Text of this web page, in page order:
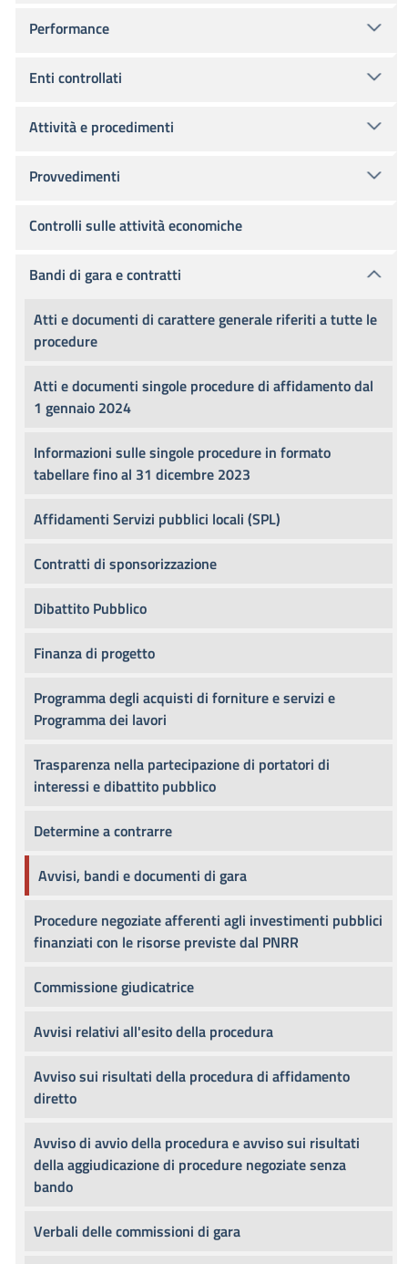
Performance
Enti controllati
Attività e procedimenti
Provvedimenti
Controlli sulle attività economiche
Bandi di gara e contratti
Atti e documenti di carattere generale riferiti a tutte le
procedure
Atti e documenti singole procedure di affidamento dal
1 gennaio 2024
Informazioni sulle singole procedure in formato
tabellare fino al 31 dicembre 2023
Affidamenti Servizi pubblici locali (SPL)
Contratti di sponsorizzazione
Dibattito Pubblico
Finanza di progetto
Programma degli acquisti di forniture e servizi e
Programma dei lavori
Trasparenza nella partecipazione di portatori di
interessi e dibattito pubblico
Determine a contrarre
Avvisi, bandi e documenti di gara
Procedure negoziate afferenti agli investimenti pubblici
finanziati con le risorse previste dal PNRR
Commissione giudicatrice
Avvisi relativi all'esito della procedura
Avviso sui risultati della procedura di affidamento
diretto
Avviso di avvio della procedura e avviso sui risultati
della aggiudicazione di procedure negoziate senza
bando
Verbali delle commissioni di gara